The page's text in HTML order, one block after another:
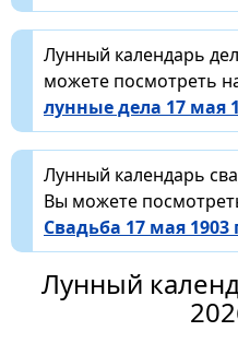
Лунный календарь
можете посмотреть
лунные дела 17 мая
Лунный календарь
Вы можете
Свадьба 17 мая 1903
Лунный